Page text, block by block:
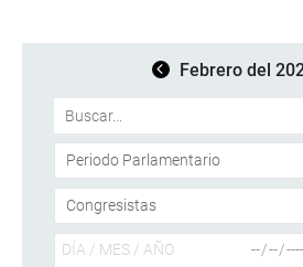
Febrero del